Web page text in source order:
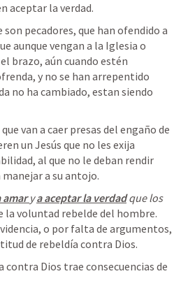
aceptar la verdad.
son pecadores, que han ofendido a
aunque vengan a la Iglesia o
brazo, aún cuando estén
y no se han arrepentido
no ha cambiado, estan siendo
van a caer presas del engaño de
un Jesús que no les exija
al que no le deban rendir
a su antojo.
amar y a aceptar la verdad que los
la voluntad rebelde del hombre.
o por falta de argumentos,
de rebeldía contra Dios.
contra Dios trae consecuencias de